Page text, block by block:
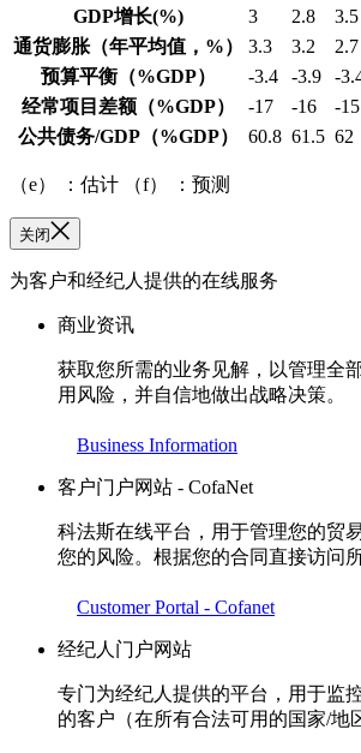
GDP增长(%) 3 2.8
3.5
通货膨胀（年平均值，%） 3.3 3.2
2.7
预算平衡 （%GDP） -3.4 -3.9
-
经常项目差额 （%GDP） -17 -16
-15
公共债务/GDP （%GDP） 60.8 61.5 62
（e） ：估计 （f） ：预测
关闭
为客户和经纪人提供的在线服务
商业资讯
获取您所需的业务见解，以管理全
用风险，并自信地做出战略决策。
Business Information
客户门户网站 - CofaNet
科法斯在线平台，用于管理您的贸
您的风险。根据您的合同直接访问
Customer Portal - Cofanet
经纪人门户网站
专门为经纪人提供的平台，用于监
的客户（在所有合法可用的国家/地